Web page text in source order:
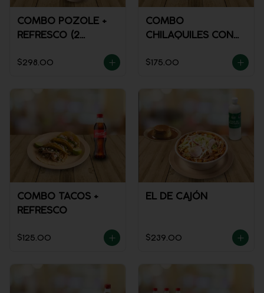
COMBO POZOLE +
REFRESCO (2
$298.00
COMBO
CHILAQUILES CON
NARANJA
$175.00
COMBO TACOS +
REFRESCO
$125.00
EL DE CAJÓN
$239.00